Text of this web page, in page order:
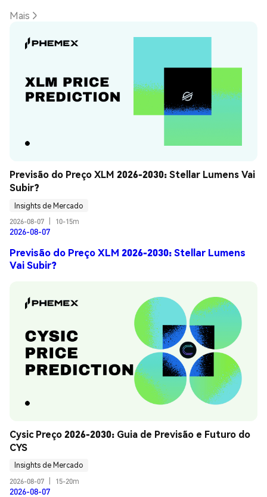
Mais
Previsão do Preço XLM 2026-2030: Stellar Lumens Vai
Subir?
Insights de Mercado
2026-08-07
10-15m
2026-08-07
Previsão do Preço XLM 2026-2030: Stellar Lumens
Vai Subir?
Cysic Preço 2026-2030: Guia de Previsão e Futuro do
CYS
Insights de Mercado
2026-08-07
15-20m
2026-08-07